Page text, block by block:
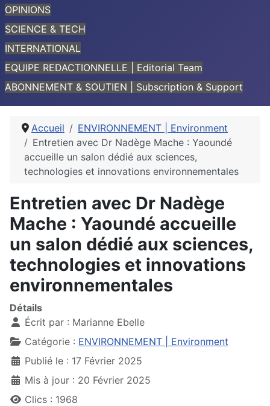
OPINIONS
SCIENCE & TECH
INTERNATIONAL
EQUIPE REDACTIONNELLE | Editorial Team
ABONNEMENT & SOUTIEN | Subscription & Support
Accueil
ENVIRONNEMENT | Environment
Entretien avec Dr Nadège Mache : Yaoundé
accueille un salon dédié aux sciences,
technologies et innovations environnementales
Entretien avec Dr Nadège
Mache : Yaoundé accueille
un salon dédié aux sciences,
technologies et innovations
environnementales
Détails
Écrit par : Marianne Ebelle
Catégorie : ENVIRONNEMENT | Environment
Publié le : 17 Février 2025
Mis à jour : 20 Février 2025
Clics : 1968